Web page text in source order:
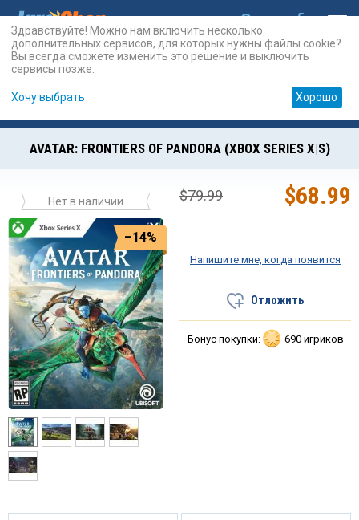
Карты Prepaid
AVATAR: FRONTIERS OF PANDORA (XBOX SERIES X|S)
Нет в наличии
–14%
$68.99
$79.99
Напишите мне, когда появится
Отложить
Бонус покупки: 690 игриков
Здравствуйте! Можно нам включить несколько
дополнительных сервисов, для которых нужны файлы cookie?
Вы всегда сможете изменить это решение и выключить
сервисы позже.
Хочу выбрать Хорошо